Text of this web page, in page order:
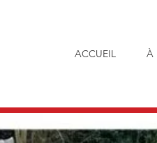
ACCUEIL À